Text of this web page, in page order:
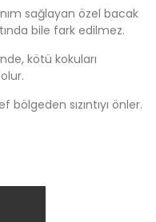
sağlayan özel bacak
bile fark edilmez.
kötü kokuları
sızıntıyı önler.